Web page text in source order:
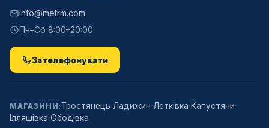
info@metrm.com
Пн–Сб 8:00–20:00
Зателефонувати
МАГАЗИНИ: Тростянець·Ладижин·Летківка·Капустяни·
Ілляшівка·Ободівка